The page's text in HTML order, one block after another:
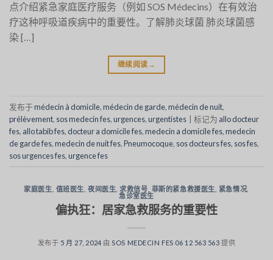
点介绍紧急家庭医疗服务（例如 SOS Médecins）在有效治
疗这种呼吸道疾病中的重要性。了解肺炎球菌 肺炎球菌感
染 […]
继续阅读 →
发布于médecin à domicile,médecin de garde,médecin de nuit,
prélèvement, sos medecin fes,urgences,urgentistes 标记为 allo docteur
fes, allo tabib fes, docteur a domicile fes,medecin a domicile fes,medecin
de garde fes,medecin de nuit fes,Pneumocoque, sos docteurs fes, sos fes,
sos urgences fes,urgence fes
家庭医生 值班医生 夜间医生 ,求救信号 菲斯的紧急救援医生 紧急情况,
急诊室医生
偏执狂：居家急救服务的重要性
发布于 5 月 27, 2024 由 SOS MEDECIN FES 06 12 563 563 提供